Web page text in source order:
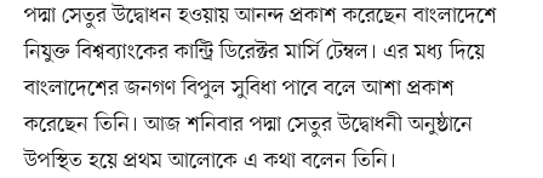
পদ্মা সেতুর উদ্বোধন হওয়ায় আনন্দ প্রকাশ করেছেন বাংলাদেশে
নিযুক্ত বিশ্বব্যাংকের কান্ট্রি ডিরেক্টর মার্সি টেম্বল। এর মধ্য দিয়ে
বাংলাদেশের জনগণ বিপুল সুবিধা পাবে বলে আশা প্রকাশ
করেছেন তিনি। আজ শনিবার পদ্মা সেতুর উদ্বোধনী অনুষ্ঠানে
উপস্থিত হয়ে প্রথম আলোকে এ কথা বলেন তিনি।